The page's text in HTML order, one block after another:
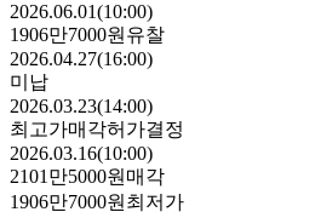
2026.06.01(10:00)
1906만7000원 유찰
2026.04.27(16:00)
미납
2026.03.23(14:00)
최고가매각허가결정
2026.03.16(10:00)
2101만5000원 매각
1906만7000원 최저가